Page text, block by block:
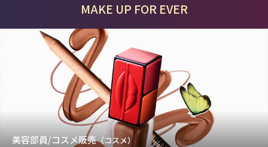
MAKE UP FOR EVER
美容部員/コスメ販売（コスメ）